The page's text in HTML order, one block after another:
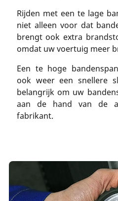
Rijden met een te lage
niet alleen voor dat
brengt ook extra
omdat uw voertuig meer
Een te hoge
ook weer een snellere
belangrijk om uw
aan de hand van de
fabrikant.